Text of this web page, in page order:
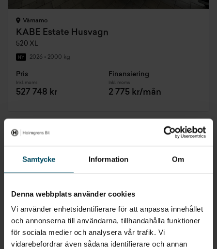
Samtycke Information Om
Denna webbplats använder cookies
Vi använder enhetsidentifierare för att anpassa innehållet
och annonserna till användarna, tillhandahålla funktioner
för sociala medier och analysera vår trafik. Vi
vidarebefordrar även sådana identifierare och annan
Värnamo
KABE Estate Husvagn
520 XL
NY 2026 • 2000 kg
Pris
Inkl. moms
527 748 kr
Finansiering
Inkl. moms
2 775 kr/mån